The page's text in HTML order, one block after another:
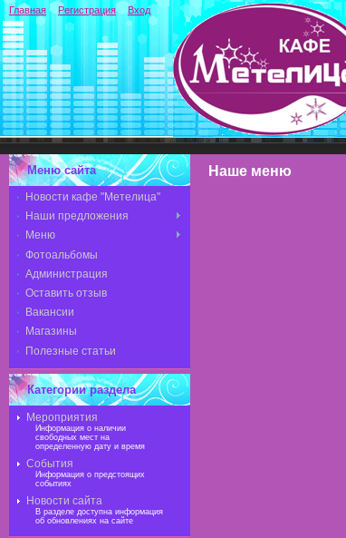
Главная Регистрация Вход
Меню сайта
Новости кафе "Метелица"
Наши предложения
Меню
Фотоальбомы
Администрация
Оставить отзыв
Вакансии
Магазины
Полезные статьи
Категории раздела
Мероприятия
Информация о наличии
свободных мест на
определенную дату и время
События
Информация о предстоящих
событиях
Новости сайта
В разделе доступна информация
об обновлениях на сайте
Наше меню